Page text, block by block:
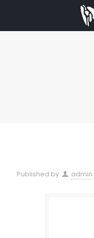
Published by admin